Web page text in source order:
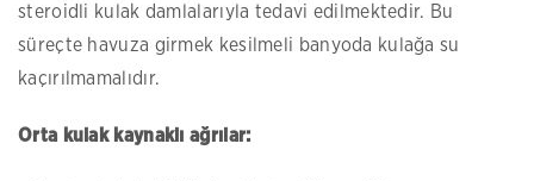
steroidli kulak damlalarıyla tedavi edilmektedir. Bu
süreçte havuza girmek kesilmeli banyoda kulağa su
kaçırılmamalıdır.
Orta kulak kaynaklı ağrılar: